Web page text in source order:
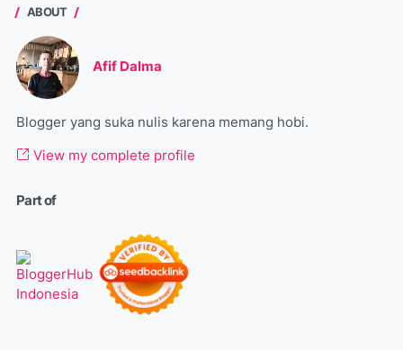
ABOUT
Afif Dalma
Blogger yang suka nulis karena memang hobi.
View my complete profile
Part of